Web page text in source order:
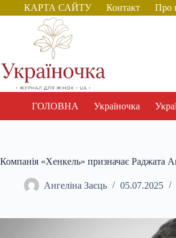
Перейти
до
КАРТА САЙТУ Контакт Про
ГОЛОВНА Україночка
Компанія «Хенкель» призначає Раджата
Ангеліна Заєць 05.07.2025